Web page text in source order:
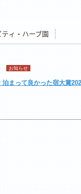
お知らせ
まって良かった宿大賞